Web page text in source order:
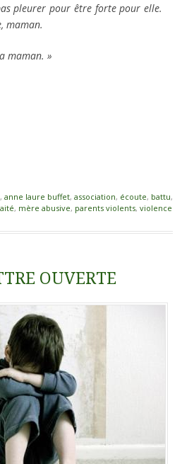
pleurer pour être forte pour elle.
maman.
maman. »
, anne laure buffet, association, écoute, battu,
, mère abusive, parents violents, violence
OUVERTE